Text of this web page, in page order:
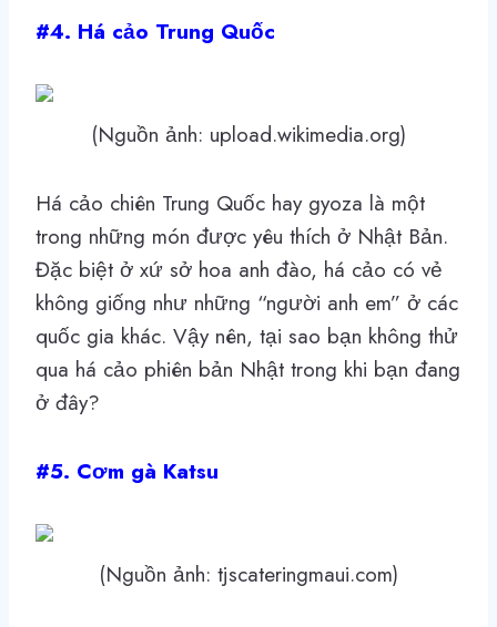
#4. Há cảo Trung Quốc
(Nguồn ảnh: upload.wikimedia.org)
Há cảo chiên Trung Quốc hay gyoza là một
trong những món được yêu thích ở Nhật Bản.
Đặc biệt ở xứ sở hoa anh đào, há cảo có vẻ
không giống như những “người anh em” ở các
quốc gia khác. Vậy nên, tại sao bạn không thử
qua há cảo phiên bản Nhật trong khi bạn đang
ở đây?
#5. Cơm gà Katsu
(Nguồn ảnh: tjscateringmaui.com)